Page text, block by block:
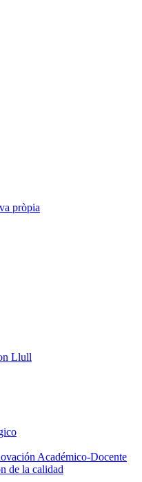
pròpia
Llull
Académico-Docente
de la calidad